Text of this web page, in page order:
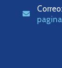
Correo: